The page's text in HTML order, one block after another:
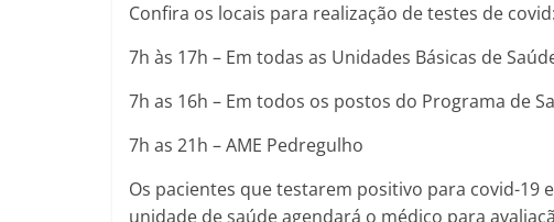
Confira os locais para realização de testes de covid:
7h às 17h – Em todas as Unidades Básicas de
7h as 16h – Em todos os postos do Programa de
7h as 21h – AME Pedregulho
Os pacientes que testarem positivo para covid-19
unidade de saúde agendará o médico para